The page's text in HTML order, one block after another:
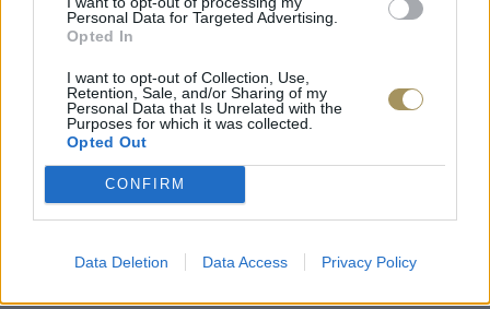
Personal Data for Targeted Advertising.
Opted In
I want to opt-out of Collection, Use,
Retention, Sale, and/or Sharing of my
Personal Data that Is Unrelated with the
Purposes for which it was collected.
Opted Out
CONFIRM
Data Deletion Data Access Privacy Policy